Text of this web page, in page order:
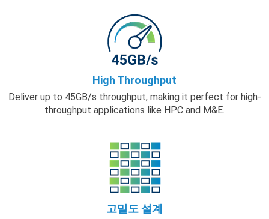
High Throughput
Deliver up to 45GB/s throughput, making it perfect for high-
throughput applications like HPC and M&E.
고밀도 설계